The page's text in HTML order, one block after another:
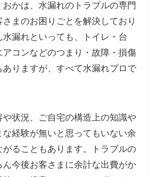
かは、水漏れのトラブルの専門
まのお困りごとを解決しており
水漏れといっても、トイレ・台
アコンなどのつまり・故障・損傷
ありますが、すべて水漏れプロで
や状況、ご自宅の構造上の知識や
経験が無いと思ってもいない余
がることもあります。トラブルの
ん今後お客さまに余計な出費がか